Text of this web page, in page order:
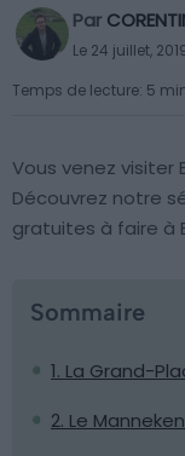
Par
Le 24 juillet,
Temps de lecture: 5
Vous venez visiter
Découvrez notre
gratuites à faire à
Sommaire
1. La Grand-
2. Le